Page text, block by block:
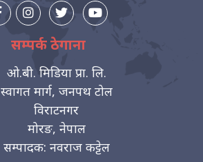
सम्पर्क ठेगाना
ओ.बी. मिडिया प्रा. लि.
स्वागत मार्ग, जनपथ टोल
विराटनगर
मोरङ, नेपाल
सम्पादक: नवराज कट्टेल